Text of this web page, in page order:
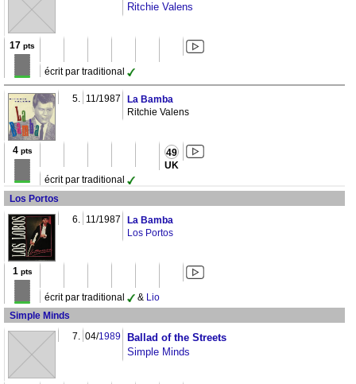
Ritchie Valens
17 pts
écrit par traditional
5. 11/1987
La Bamba
Ritchie Valens
4pts 49
UK
écrit par traditional
Los Portos
6. 11/1987
La Bamba
Los Portos
1 pts
écrit par traditional & Lio
Simple Minds
7. 04/1989
Ballad of the Streets
Simple Minds